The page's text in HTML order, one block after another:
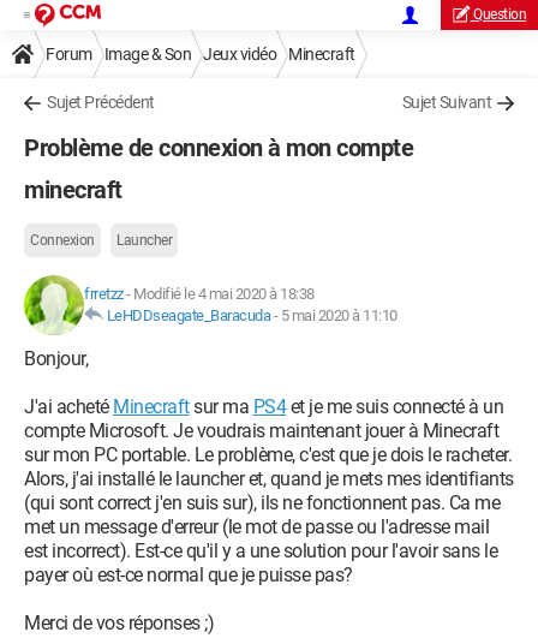
Question
Forum Image & Son Jeux vidéo Minecraft
Sujet Précédent Sujet Suivant
Problème de connexion à mon compte
minecraft
Connexion Launcher
frretzz- Modifié le 4 mai 2020 à 18:38
LeHDDseagate_Baracuda- 5 mai 2020 à 11:10
Bonjour,
J'ai acheté Minecraftsur ma PS4et je me suis connecté à un
compte Microsoft. Je voudrais maintenant jouer à Minecraft
sur mon PC portable. Le problème, c'est que je dois le racheter.
Alors, j'ai installé le launcher et, quand je mets mes identifiants
(qui sont correct j'en suis sur), ils ne fonctionnent pas. Ca me
met un message d'erreur (le mot de passe ou l'adresse mail
est incorrect). Est-ce qu'il y a une solution pour l'avoir sans le
payer où est-ce normal que je puisse pas?
Merci de vos réponses ;)